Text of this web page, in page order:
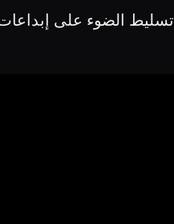
تسليط الضوء على